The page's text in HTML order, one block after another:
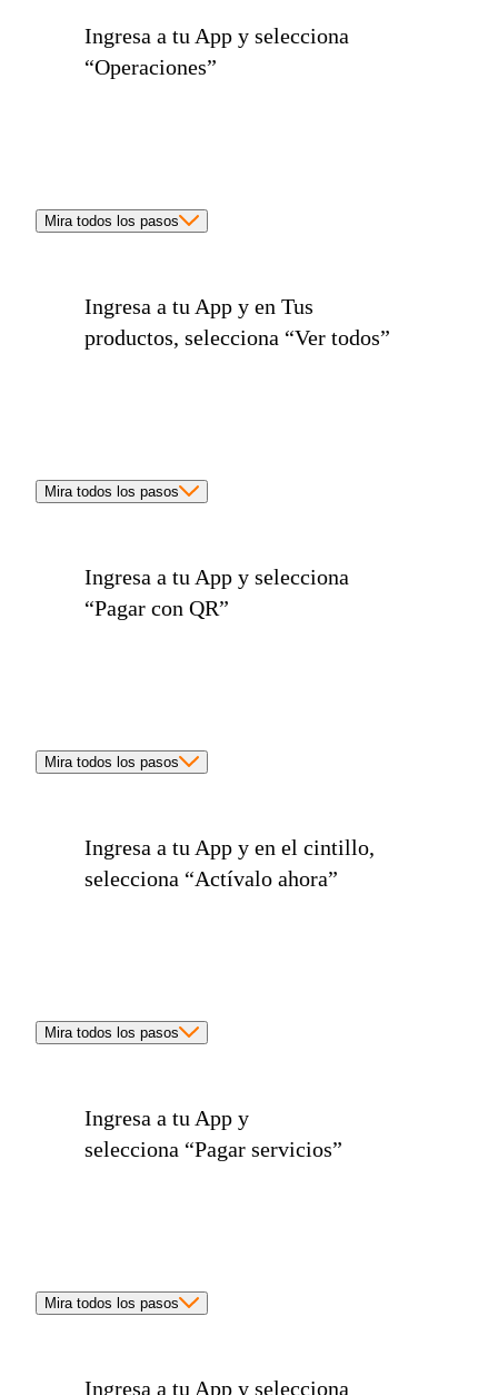
Ingresa a tu App y selecciona
“Operaciones”
Mira todos los pasos
Ingresa a tu App y en Tus
productos, selecciona “Ver todos”
Mira todos los pasos
Ingresa a tu App y selecciona
“Pagar con QR”
Mira todos los pasos
Ingresa a tu App y en el cintillo,
selecciona “Actívalo ahora”
Mira todos los pasos
Ingresa a tu App y
selecciona “Pagar servicios”
Mira todos los pasos
Ingresa a tu App y selecciona